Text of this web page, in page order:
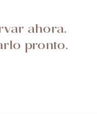
ahora.
pronto.